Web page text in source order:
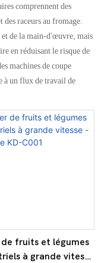
comprennent des
des raceurs au fromage.
et de la main-d'œuvre, mais
en réduisant le risque de
machines de coupe
à un flux de travail de
de fruits et légumes
à grande vitesse